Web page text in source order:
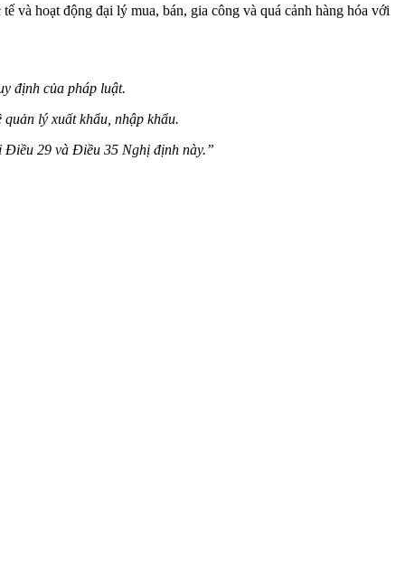
và hoạt động đại lý mua, bán, gia công và quá cảnh hàng hóa với
định của pháp luật.
lý xuất khẩu, nhập khẩu.
Điều 29 và Điều 35 Nghị định này.”